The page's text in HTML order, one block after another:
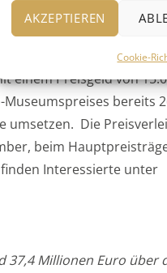
AKZEPTIEREN
Cookie-
Preis in zwei
Konzept und
eXtra-Preis würdigt das
einem Preisgeld von
bereits
umsetzen. Die
beim
Interessierte unter
37,4 Millionen Euro über